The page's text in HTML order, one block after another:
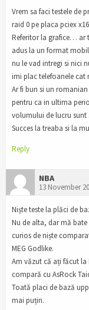
Vrem sa faci testele de
raid 0 pe placa pciex
Referitor la grafice… ar
adus la un format
nu le vad intregi si nici
imi plac telefoanele cat
Ar fi bun si un
pentru ca in ultima
volumului de lucru sunt
Succes la treaba si la
Reply
NBA
13 November
Niște teste la plăci de
Nu de alta, dar mă bate
curios de niște
MEG Godlike.
Am văzut că ați făcut la
compară cu AsRock
Toată placi de bază
mai puțin.